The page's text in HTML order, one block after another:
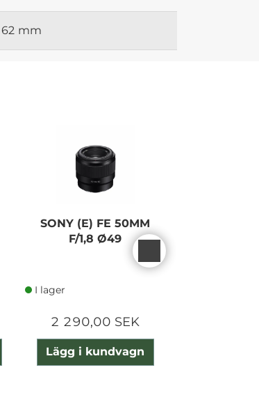
62 mm
SONY (E) FE 50MM
F/1,8 Ø49
I lager
2 290,00 SEK
Lägg i kundvagn